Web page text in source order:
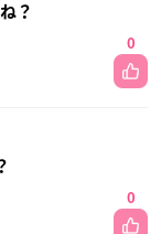
？
0
0